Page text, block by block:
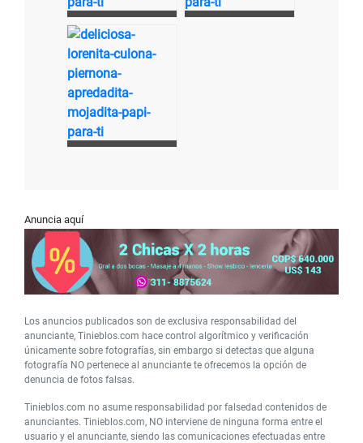
Anuncia aquí
Los anuncios publicados son de exclusiva responsabilidad del
anunciante, Tinieblos.com hace control algorítmico y verificación
únicamente sobre fotografías, sin embargo si detectas que alguna
fotografía NO pertenece al anunciante te ofrecemos la opción de
denuncia de fotos falsas.
Tinieblos.com no asume responsabilidad por falsedad contenidos de
anunciantes. Tinieblos.com, NO interviene de ninguna forma entre el
usuario y el anunciante, siendo las comunicaciones efectuadas entre